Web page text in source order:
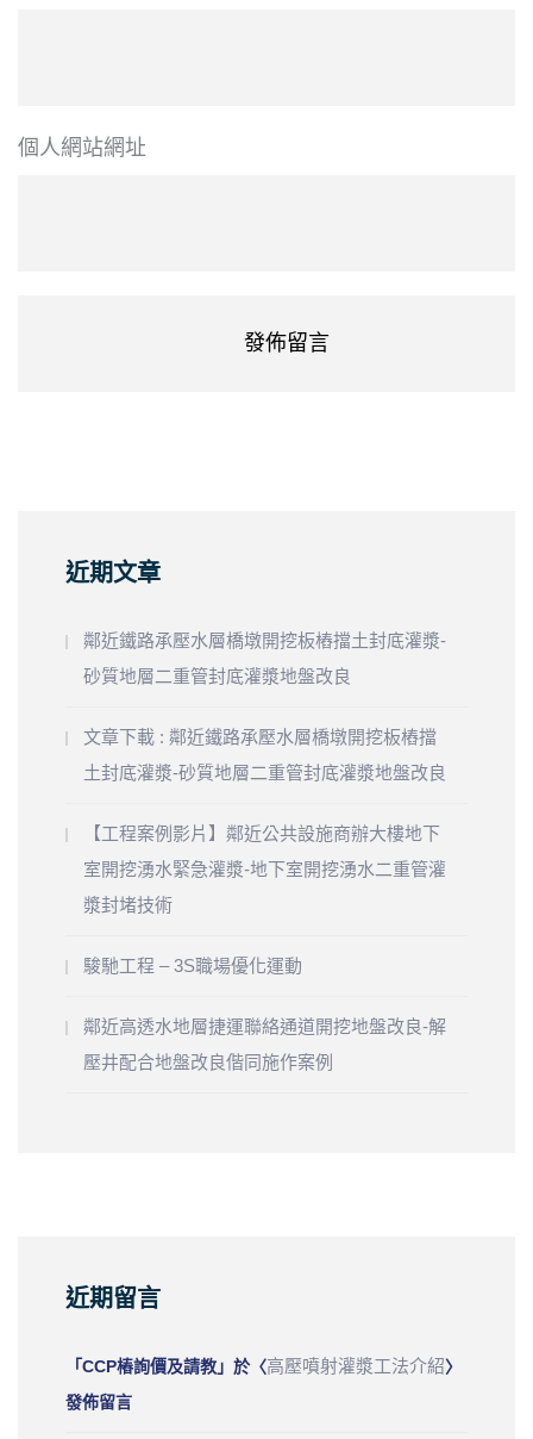
個人網站網址
近期文章
鄰近鐵路承壓水層橋墩開挖板樁擋土封底灌漿-
砂質地層二重管封底灌漿地盤改良
文章下載 : 鄰近鐵路承壓水層橋墩開挖板樁擋
土封底灌漿-砂質地層二重管封底灌漿地盤改良
【工程案例影片】鄰近公共設施商辦大樓地下
室開挖湧水緊急灌漿-地下室開挖湧水二重管灌
漿封堵技術
駿馳工程 – 3S職場優化運動
鄰近高透水地層捷運聯絡通道開挖地盤改良-解
壓井配合地盤改良偕同施作案例
近期留言
「CCP樁詢價及請教」於〈高壓噴射灌漿工法介紹〉
發佈留言